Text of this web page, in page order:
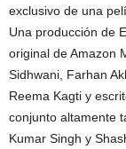
exclusivo de una
Una producción de
original de Amazon
Sidhwani, Farhan
Reema Kagti y
conjunto altamente
Kumar Singh y